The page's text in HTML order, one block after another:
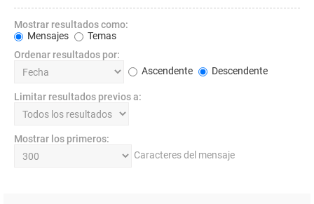
Mostrar resultados como:
Mensajes
Temas
Ordenar resultados por:
Ascendente
Descendente
Limitar resultados previos a:
Mostrar los primeros:
Caracteres del mensaje